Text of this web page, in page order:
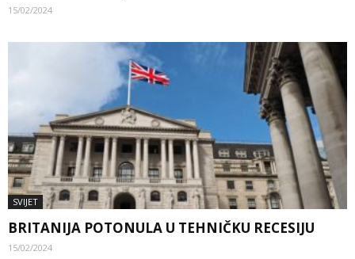
15/02/2024
SVIJET
BRITANIJA POTONULA U TEHNIČKU RECESIJU
15/02/2024